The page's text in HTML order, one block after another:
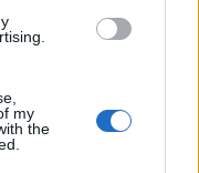
my
the